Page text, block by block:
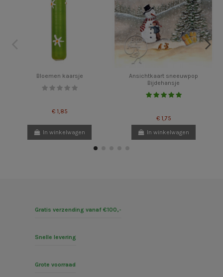
Bloemen kaarsje
€ 1,85
In winkelwagen
Ansichtkaart sneeuwpop
Bijdehansje
€ 1,75
In winkelwagen
Gratis verzending vanaf €100,-
Snelle levering
Grote voorraad